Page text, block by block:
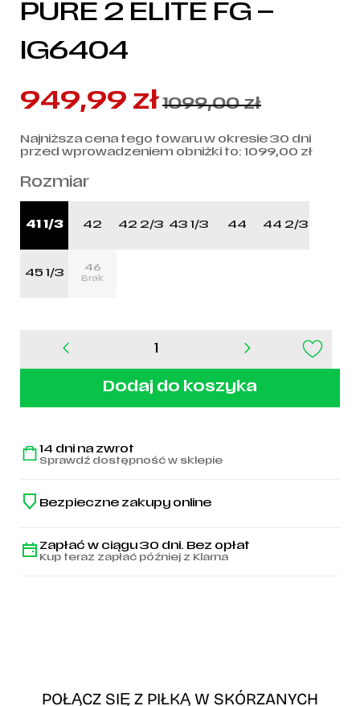
PURE 2 ELITE FG –
IG6404
949,99 zł 1099,00zł
Najniższa cena tego towaru w okresie 30 dni
przed wprowadzeniem obniżki to: 1099,00 zł
Rozmiar
41 1/3 42 42 2/3 43 1/3 44 44 2/3
45 1/3 46
Brak
Buty
ELITE
FG
Dodaj do koszyka
14 dni na zwrot
Sprawdź dostępność w sklepie
Bezpieczne zakupy online
Zapłać w ciągu 30 dni. Bez opłat
Kup teraz zapłać później z Klarna
POŁĄCZ SIĘ Z PIŁKĄ W SKÓRZANYCH